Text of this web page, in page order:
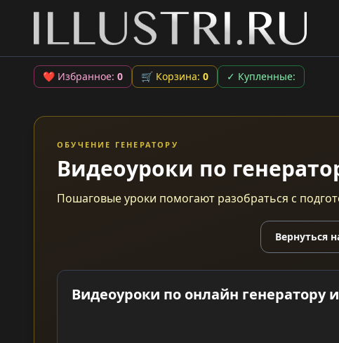
❤ Избранное: 0 🛒 Корзина: 0 ✓ Купленные:
ОБУЧЕНИЕ ГЕНЕРАТОРУ
Видеоуроки по
Пошаговые уроки помогают разобраться с
Вернуться
Видеоуроки по онлайн генератору